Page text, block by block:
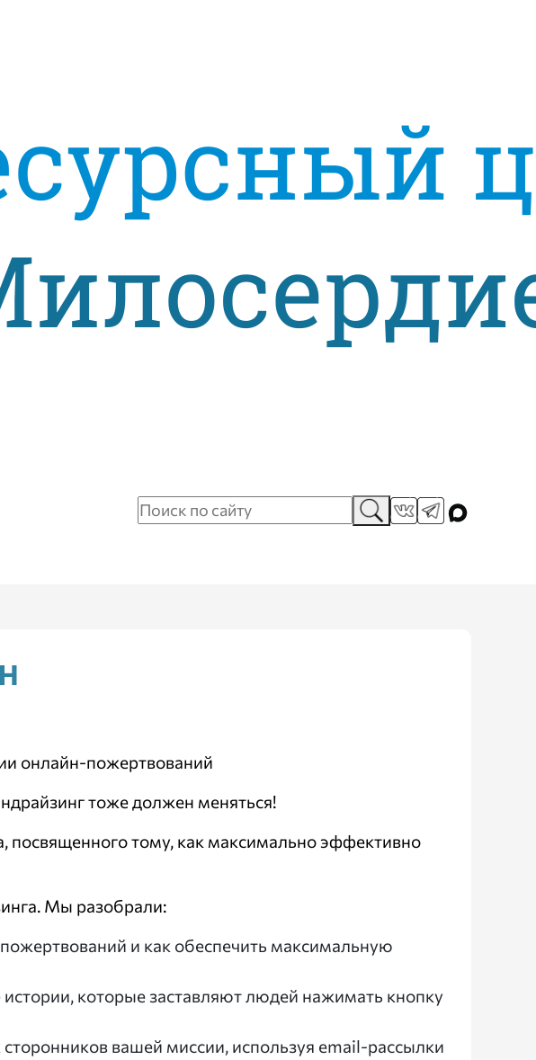
онлайн-пожертвований
тоже должен меняться!
тому, как максимально эффективно
Мы разобрали:
и как обеспечить максимальную
которые заставляют людей нажимать кнопку
вашей миссии, используя email-рассылки